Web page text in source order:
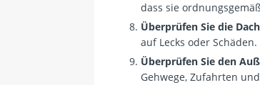
dass sie
Überprüfen Sie die
auf Lecks oder Schäden.
Überprüfen Sie den
Gehwege, Zufahrten